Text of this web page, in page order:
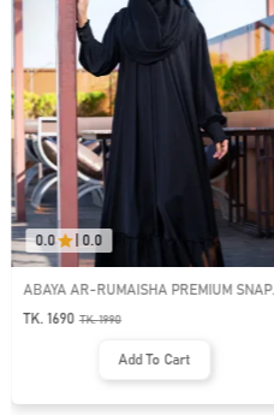
0.0 0.0
ABAYA AR-RUMAISHA PREMIUM SNAP
BUTTON ABAYA
TK. 1690 TK.1990
Add To Cart